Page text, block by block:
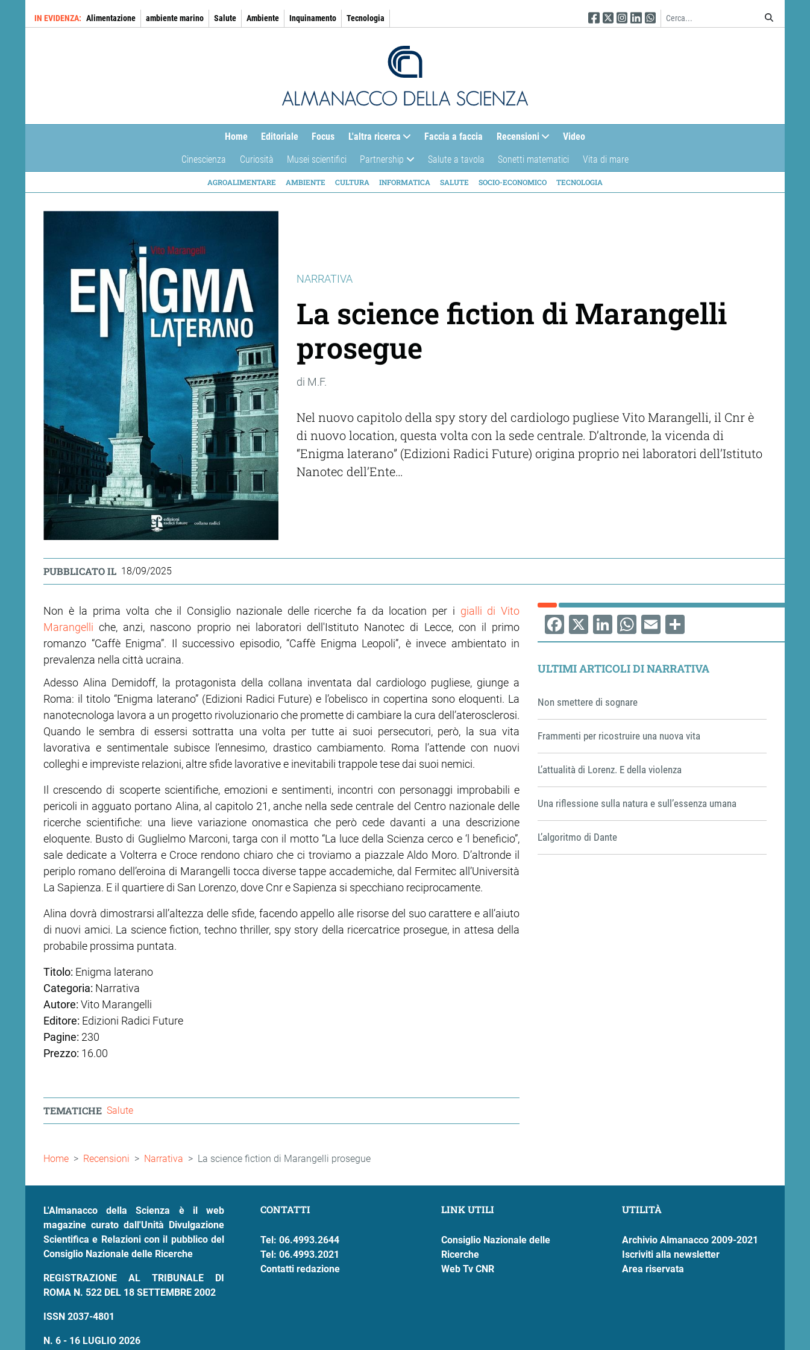
IN EVIDENZA Alimentazione ambiente marino Salute Ambiente Inquinamento Tecnologia Seguici su Facebook
Seguici su Twitter
Seguici su Instagram
Seguici su Linkedin
Seguici su WhatsApp
Home Editoriale Focus L'altra ricerca Faccia a faccia Recensioni Video
Cinescienza Curiosità Musei scientifici Partnership Salute a tavola Sonetti matematici Vita di mare
NAVIGAZIONE
TEMATICA
AGROALIMENTARE AMBIENTE CULTURA INFORMATICA SALUTE SOCIO-ECONOMICO TECNOLOGIA
NARRATIVA
La science fiction di Marangelli
prosegue
di M.F.
Nel nuovo capitolo della spy story del cardiologo pugliese Vito Marangelli, il Cnr è
di nuovo location, questa volta con la sede centrale. D’altronde, la vicenda di
“Enigma laterano” (Edizioni Radici Future) origina proprio nei laboratori dell’Istituto
Nanotec dell’Ente…
PUBBLICATO IL 18/09/2025
Non è la prima volta che il Consiglio nazionale delle ricerche fa da location per i gialli di Vito
Marangelli che, anzi, nascono proprio nei laboratori dell'Istituto Nanotec di Lecce, con il primo
romanzo “Caffè Enigma”. Il successivo episodio, “Caffè Enigma Leopoli”, è invece ambientato in
prevalenza nella città ucraina.
Adesso Alina Demidoff, la protagonista della collana inventata dal cardiologo pugliese, giunge a
Roma: il titolo “Enigma laterano” (Edizioni Radici Future) e l’obelisco in copertina sono eloquenti. La
nanotecnologa lavora a un progetto rivoluzionario che promette di cambiare la cura dell’aterosclerosi.
Quando le sembra di essersi sottratta una volta per tutte ai suoi persecutori, però, la sua vita
lavorativa e sentimentale subisce l’ennesimo, drastico cambiamento. Roma l’attende con nuovi
colleghi e impreviste relazioni, altre sfide lavorative e inevitabili trappole tese dai suoi nemici.
Il crescendo di scoperte scientifiche, emozioni e sentimenti, incontri con personaggi improbabili e
pericoli in agguato portano Alina, al capitolo 21, anche nella sede centrale del Centro nazionale delle
ricerche scientifiche: una lieve variazione onomastica che però cede davanti a una descrizione
eloquente. Busto di Guglielmo Marconi, targa con il motto “La luce della Scienza cerco e ‘l beneficio”,
sale dedicate a Volterra e Croce rendono chiaro che ci troviamo a piazzale Aldo Moro. D’altronde il
periplo romano dell’eroina di Marangelli tocca diverse tappe accademiche, dal Fermitec all’Università
La Sapienza. E il quartiere di San Lorenzo, dove Cnr e Sapienza si specchiano reciprocamente.
Alina dovrà dimostrarsi all’altezza delle sfide, facendo appello alle risorse del suo carattere e all’aiuto
di nuovi amici. La science fiction, techno thriller, spy story della ricercatrice prosegue, in attesa della
probabile prossima puntata.
Titolo: Enigma laterano
Categoria: Narrativa
Autore: Vito Marangelli
Editore: Edizioni Radici Future
Pagine: 230
Prezzo: 16.00
TEMATICHE Salute
Facebook
X LinkedIn
WhatsApp
EmailShare
ULTIMI ARTICOLI DI NARRATIVA
Non smettere di sognare
Frammenti per ricostruire una nuova vita
L’attualità di Lorenz. E della violenza
Una riflessione sulla natura e sull’essenza umana
L’algoritmo di Dante
Briciole
Home Recensioni Narrativa La science fiction di Marangelli prosegue
L'Almanacco della Scienza è il web
magazine curato dall'Unità Divulgazione
Scientifica e Relazioni con il pubblico del
Consiglio Nazionale delle Ricerche
REGISTRAZIONE AL TRIBUNALE DI
ROMA N. 522 DEL 18 SETTEMBRE 2002
ISSN 2037-4801
N. 6 - 16 LUGLIO 2026
CONTATTI
Tel: 06.4993.2644
Tel: 06.4993.2021
Contatti redazione
LINK UTILI
Consiglio Nazionale delle
Ricerche
Web Tv CNR
UTILITÀ
Archivio Almanacco 2009-2021
Iscriviti alla newsletter
Area riservata